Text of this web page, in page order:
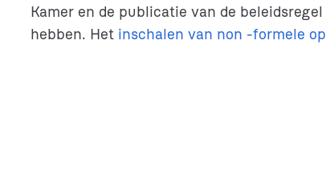
Kamer en de publicatie van de
hebben. Het inschalen van non -formele